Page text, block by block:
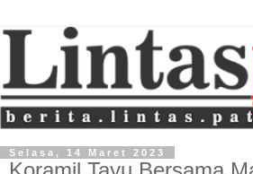
Selasa, 14 Maret 2023